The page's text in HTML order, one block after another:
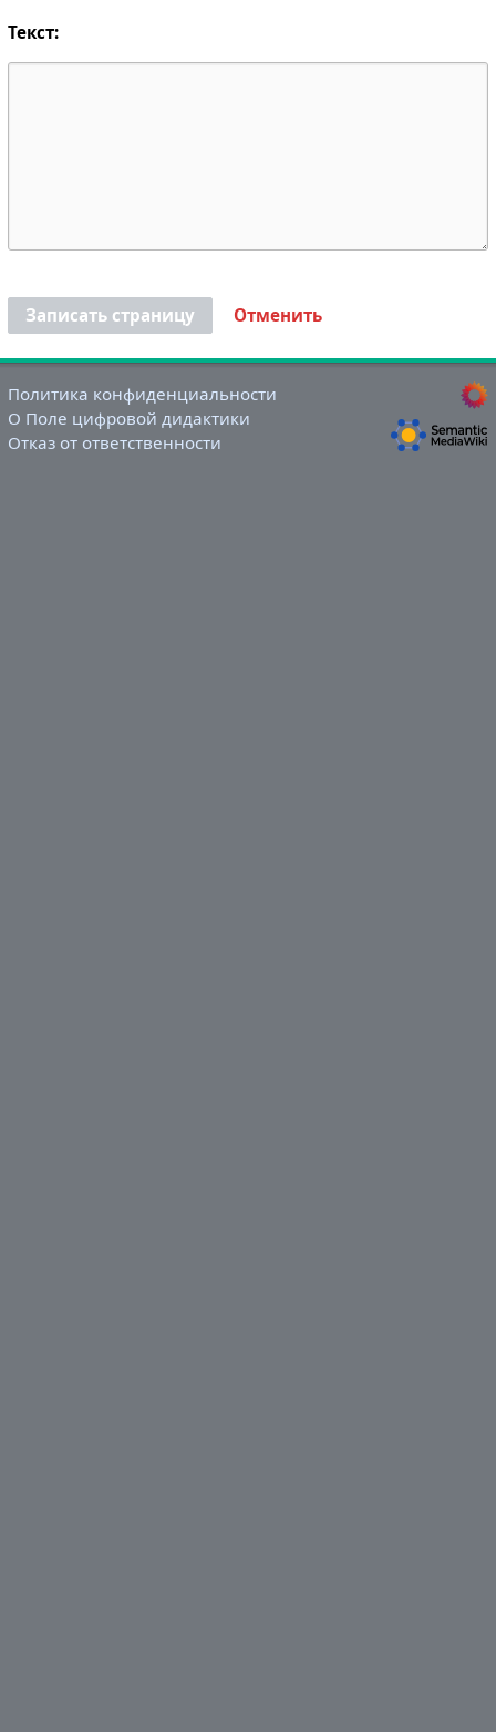
Текст:
Записать страницу Отменить
Политика конфиденциальности
О Поле цифровой дидактики
Отказ от ответственности